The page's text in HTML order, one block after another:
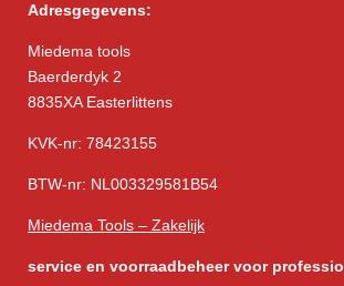
Adresgegevens:
Miedema tools
Baerderdyk 2
8835XA Easterlittens
KVK-nr: 78423155
BTW-nr: NL003329581B54
Miedema Tools – Zakelijk
service en voorraadbeheer voor